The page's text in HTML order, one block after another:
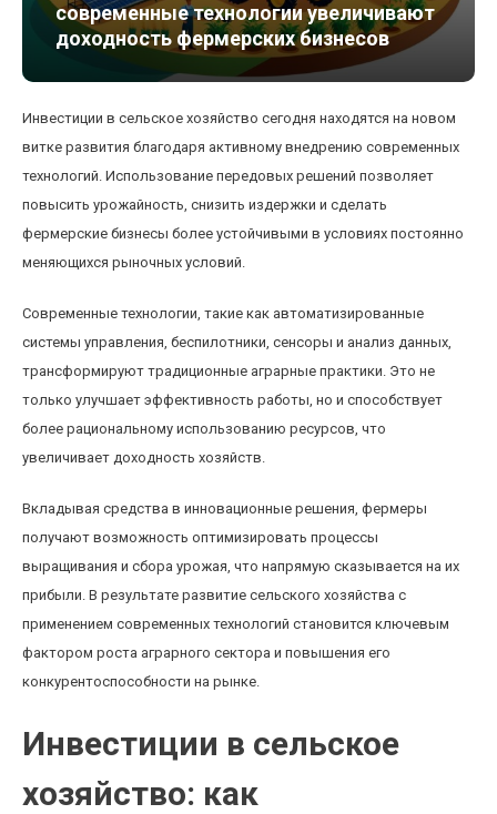
современные технологии увеличивают
доходность фермерских бизнесов
Инвестиции в сельское хозяйство сегодня находятся на новом
витке развития благодаря активному внедрению современных
технологий. Использование передовых решений позволяет
повысить урожайность, снизить издержки и сделать
фермерские бизнесы более устойчивыми в условиях постоянно
меняющихся рыночных условий.
Современные технологии, такие как автоматизированные
системы управления, беспилотники, сенсоры и анализ данных,
трансформируют традиционные аграрные практики. Это не
только улучшает эффективность работы, но и способствует
более рациональному использованию ресурсов, что
увеличивает доходность хозяйств.
Вкладывая средства в инновационные решения, фермеры
получают возможность оптимизировать процессы
выращивания и сбора урожая, что напрямую сказывается на их
прибыли. В результате развитие сельского хозяйства с
применением современных технологий становится ключевым
фактором роста аграрного сектора и повышения его
конкурентоспособности на рынке.
Инвестиции в сельское
хозяйство: как